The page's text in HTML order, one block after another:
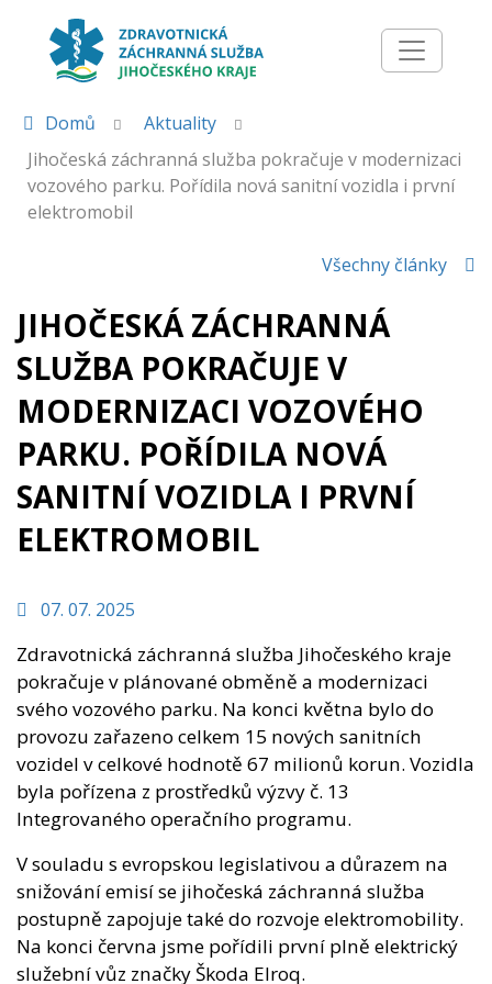
AKTUALITY
Domů
Aktuality
Jihočeská záchranná služba pokračuje v modernizaci
vozového parku. Pořídila nová sanitní vozidla i první
elektromobil
Všechny články
JIHOČESKÁ ZÁCHRANNÁ
SLUŽBA POKRAČUJE V
MODERNIZACI VOZOVÉHO
PARKU. POŘÍDILA NOVÁ
SANITNÍ VOZIDLA I PRVNÍ
ELEKTROMOBIL
07. 07. 2025
Zdravotnická záchranná služba Jihočeského kraje
pokračuje v plánované obměně a modernizaci
svého vozového parku. Na konci května bylo do
provozu zařazeno celkem 15 nových sanitních
vozidel v celkové hodnotě 67 milionů korun. Vozidla
byla pořízena z prostředků výzvy č. 13
Integrovaného operačního programu.
V souladu s evropskou legislativou a důrazem na
snižování emisí se jihočeská záchranná služba
postupně zapojuje také do rozvoje elektromobility.
Na konci června jsme pořídili první plně elektrický
služební vůz značky Škoda Elroq.